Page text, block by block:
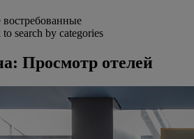
search by categories
Просмотр отелей